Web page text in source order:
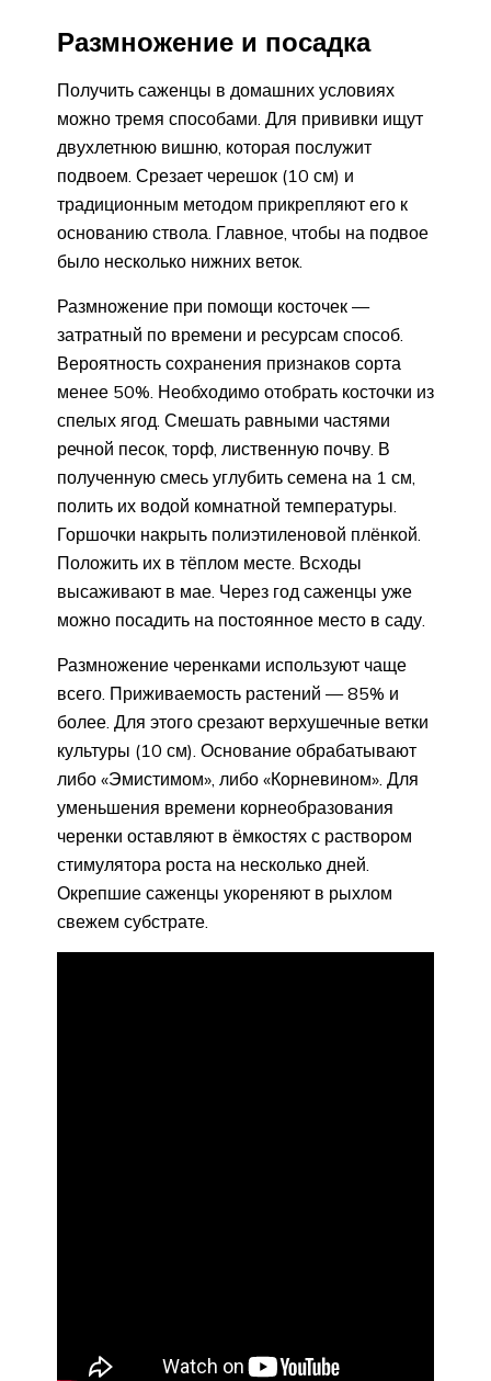
Размножение и посадка
Получить саженцы в домашних условиях
можно тремя способами. Для прививки ищут
двухлетнюю вишню, которая послужит
подвоем. Срезает черешок (10 см) и
традиционным методом прикрепляют его к
основанию ствола. Главное, чтобы на подвое
было несколько нижних веток.
Размножение при помощи косточек —
затратный по времени и ресурсам способ.
Вероятность сохранения признаков сорта
менее 50%. Необходимо отобрать косточки из
спелых ягод. Смешать равными частями
речной песок, торф, лиственную почву. В
полученную смесь углубить семена на 1 см,
полить их водой комнатной температуры.
Горшочки накрыть полиэтиленовой плёнкой.
Положить их в тёплом месте. Всходы
высаживают в мае. Через год саженцы уже
можно посадить на постоянное место в саду.
Размножение черенками используют чаще
всего. Приживаемость растений — 85% и
более. Для этого срезают верхушечные ветки
культуры (10 см). Основание обрабатывают
либо «Эмистимом», либо «Корневином». Для
уменьшения времени корнеобразования
черенки оставляют в ёмкостях с раствором
стимулятора роста на несколько дней.
Окрепшие саженцы укореняют в рыхлом
свежем субстрате.